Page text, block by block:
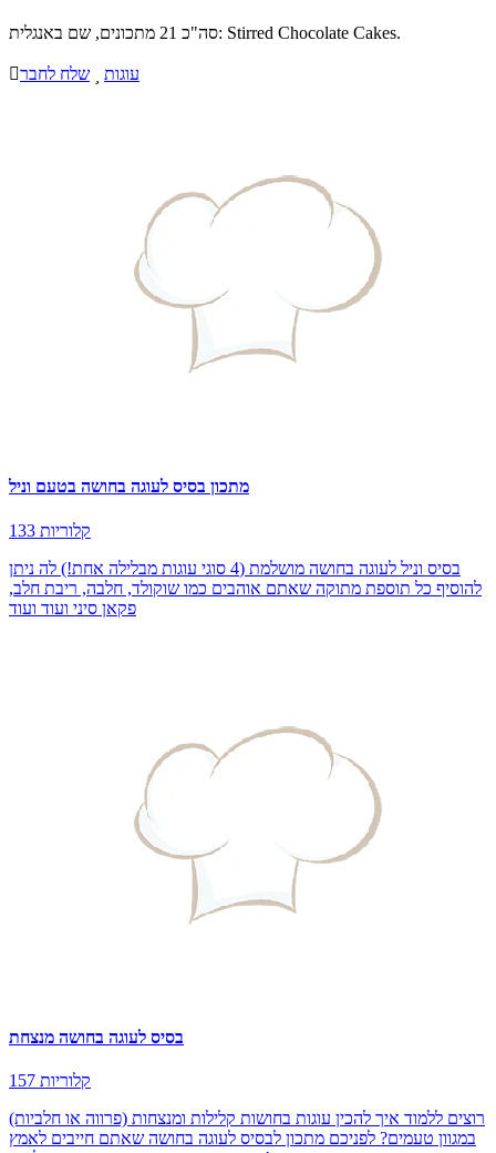
סה"כ 21 מתכונים, שם באנגלית: Stirred Chocolate Cakes.
שלח לחבר עוגות
מתכון בסיס לעוגה בחושה בטעם וניל
133 קלוריות
בסיס וניל לעוגה בחושה מושלמת (4 סוגי עוגות מבלילה אחת!) לה ניתן
להוסיף כל תוספת מתוקה שאתם אוהבים כמו שוקולד, חלבה, ריבת חלב,
פקאן סיני ועוד ועוד
בסיס לעוגה בחושה מנצחת
157 קלוריות
רוצים ללמוד איך להכין עוגות בחושות קלילות ומנצחות (פרווה או חלביות)
במגוון טעמים? לפניכם מתכון לבסיס לעוגה בחושה שאתם חייבים לאמץ